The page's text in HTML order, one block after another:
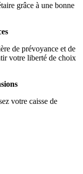
grâce à une bonne
de prévoyance et de
votre liberté de choix
votre caisse de